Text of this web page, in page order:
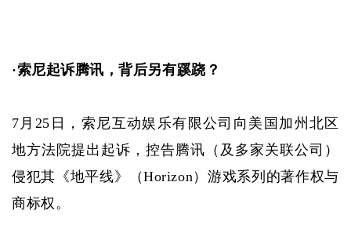
·索尼起诉腾讯，背后另有蹊跷？
7月25日，索尼互动娱乐有限公司向美国加州北区
地方法院提出起诉，控告腾讯（及多家关联公司）
侵犯其《地平线》（Horizon）游戏系列的著作权与
商标权。